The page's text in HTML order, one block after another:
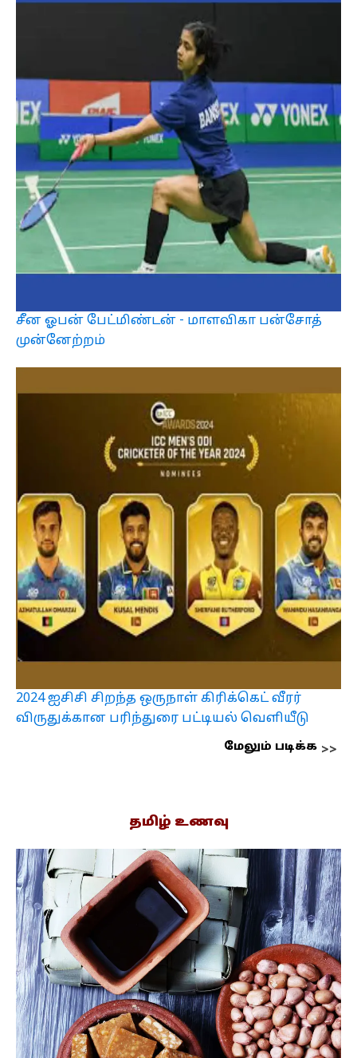
சீன ஓபன் பேட்மிண்டன் - மாளவிகா பன்சோத்
முன்னேற்றம்
2024 ஐசிசி சிறந்த ஒருநாள் கிரிக்கெட் வீரர்
விருதுக்கான பரிந்துரை பட்டியல் வெளியீடு
மேலும் படிக்க
தமிழ் உணவு